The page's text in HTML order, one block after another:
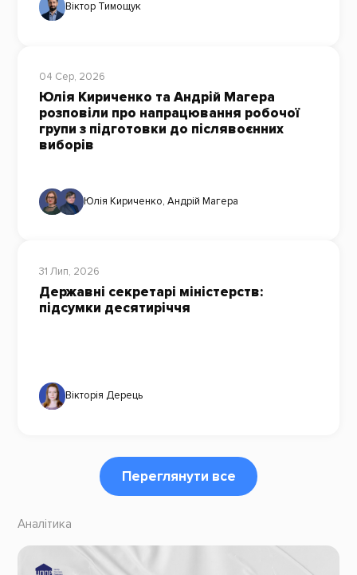
Віктор Тимощук
04 Сер, 2026
Юлія Кириченко та Андрій Магера
розповіли про напрацювання робочої
групи з підготовки до післявоєнних
виборів
Юлія Кириченко, Андрій Магера
31 Лип, 2026
Державні секретарі міністерств:
підсумки десятиріччя
Вікторія Дерець
Переглянути все
Аналітика